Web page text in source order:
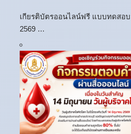
เกียรติบัตรออนไลน์ฟรี แบบทดสอ
2569 …